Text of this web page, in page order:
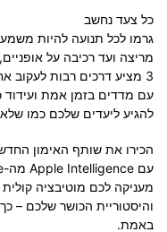
כל צעד נחשב
גרמו לכל תנועה להיות
3 מציע דרכים רבות לעקוב אחרי האימונים שלכם.
עם מדדים בזמן אמת ועידוד
להגיע ליעדים שלכם כמו
הכירו את שותף האימון
מעניקה לכם מוטיבציה
והיסטוריית הכושר שלכם –
באמת.